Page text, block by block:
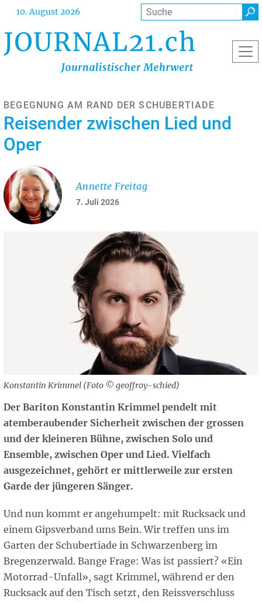
Direkt
Inhalt
10. August 2026 Suche
BEGEGNUNG AM RAND DER SCHUBERTIADE
Reisender zwischen Lied und
Oper
7. Juli 2026
Annette Freitag
Konstantin Krimmel (Foto © geoffroy-schied)
Der Bariton Konstantin Krimmel pendelt mit
atemberaubender Sicherheit zwischen der grossen
und der kleineren Bühne, zwischen Solo und
Ensemble, zwischen Oper und Lied. Vielfach
ausgezeichnet, gehört er mittlerweile zur ersten
Garde der jüngeren Sänger.
Und nun kommt er angehumpelt: mit Rucksack und
einem Gipsverband ums Bein. Wir treffen uns im
Garten der Schubertiade in Schwarzenberg im
Bregenzerwald. Bange Frage: Was ist passiert? «Ein
Motorrad-Unfall», sagt Krimmel, während er den
Rucksack auf den Tisch setzt, den Reissverschluss